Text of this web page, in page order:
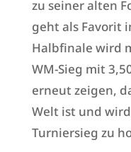
zu seiner alten
geht als Favorit
Halbfinale wird
WM-Sieg mit
erneut zeigen,
Welt ist und
Turniersieg zu